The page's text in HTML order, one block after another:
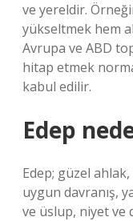
ve yereldir.
yükseltmek hem
Avrupa ve ABD
hitap etmek
kabul edilir.
Edep
Edep; güzel
uygun davranış,
ve üslup, niyet ve